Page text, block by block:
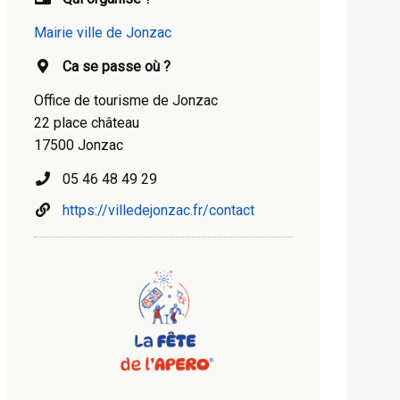
Mairie ville de Jonzac
Ca se passe où ?
Office de tourisme de Jonzac
22 place château
17500 Jonzac
05 46 48 49 29
https://villedejonzac.fr/contact